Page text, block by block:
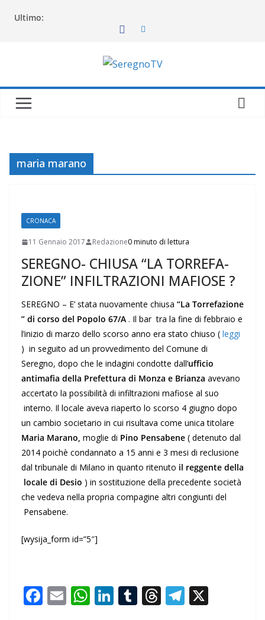
Ultimo:
maria marano
CRONACA
11 Gennaio 2017 Redazione0 minuto di lettura
SEREGNO- CHIUSA “LA TORREFA-
ZIONE” INFILTRAZIONI MAFIOSE ?
SEREGNO – E’ stata nuovamente chiusa “La Torrefazione
” di corso del Popolo 67/A . Il bar tra la fine di febbraio e
l’inizio di marzo dello scorso anno era stato chiuso ( leggi
) in seguito ad un provvedimento del Comune di
Seregno, dopo che le indagini condotte dall’ufficio
antimafia della Prefettura di Monza e Brianza avevano
accertato la possibilità di infiltrazioni mafiose al suo
interno. Il locale aveva riaperto lo scorso 4 giugno dopo
un cambio societario in cui risultava come unica titolare
Maria Marano, moglie di Pino Pensabene ( detenuto dal
2014 poichè condannato a 15 anni e 3 mesi di reclusione
dal tribunale di Milano in quanto ritenuto il reggente della
locale di Desio ) in sostituzione della precedente società
che vedeva nella propria compagine altri congiunti del
Pensabene.
[wysija_form id=”5″]
F E W Li T T T